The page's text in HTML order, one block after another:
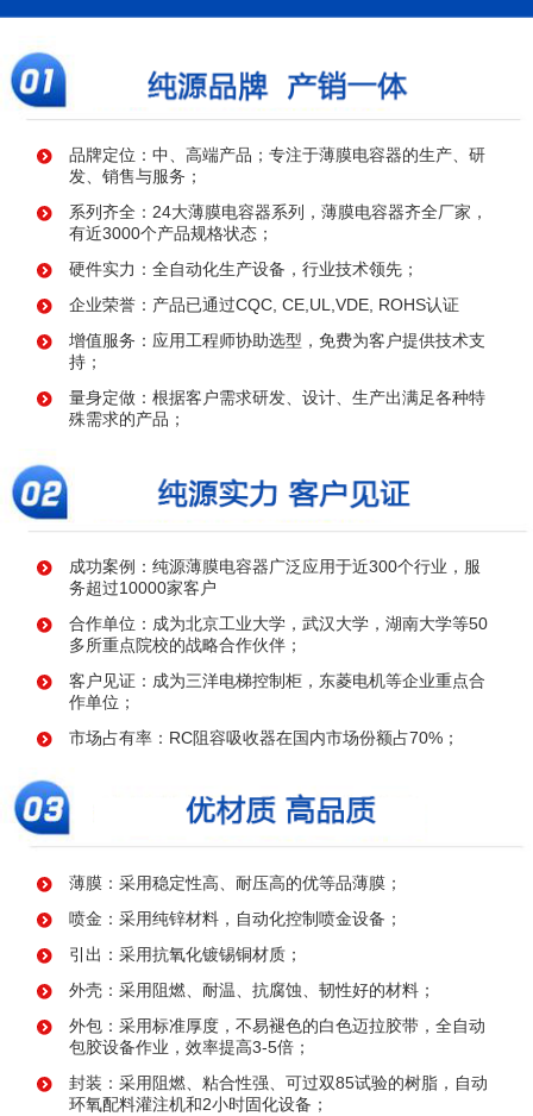
品牌定位：中、高端产品；专注于薄膜电容器的生产、研
发、销售与服务；
系列齐全：24大薄膜电容器系列，薄膜电容器齐全厂家，
有近3000个产品规格状态；
硬件实力：全自动化生产设备，行业技术领先；
企业荣誉：产品已通过CQC, CE,UL,VDE, ROHS认证
增值服务：应用工程师协助选型，免费为客户提供技术支
持；
量身定做：根据客户需求研发、设计、生产出满足各种特
殊需求的产品；
成功案例：纯源薄膜电容器广泛应用于近300个行业，服
务超过10000家客户
合作单位：成为北京工业大学，武汉大学，湖南大学等50
多所重点院校的战略合作伙伴；
客户见证：成为三洋电梯控制柜，东菱电机等企业重点合
作单位；
市场占有率：RC阻容吸收器在国内市场份额占70%；
薄膜：采用稳定性高、耐压高的优等品薄膜；
喷金：采用纯锌材料，自动化控制喷金设备；
引出：采用抗氧化镀锡铜材质；
外壳：采用阻燃、耐温、抗腐蚀、韧性好的材料；
外包：采用标准厚度，不易褪色的白色迈拉胶带，全自动
包胶设备作业，效率提高3-5倍；
封装：采用阻燃、粘合性强、可过双85试验的树脂，自动
环氧配料灌注机和2小时固化设备；